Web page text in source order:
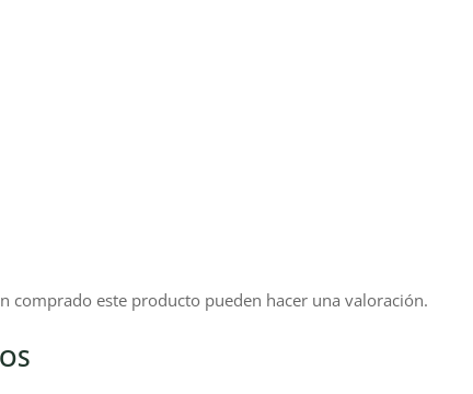
comprado este producto pueden hacer una valoración.